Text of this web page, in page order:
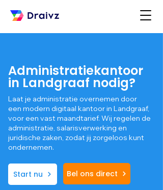
Administratiekantoor
in Landgraaf nodig?
Laat je administratie overnemen door
een modern digitaal kantoor in Landgraaf,
voor een vast maandtarief. Wij regelen de
administratie, salarisverwerking en
juridische zaken, zodat jij zorgeloos kunt
ondernemen.
Start nu Bel ons direct